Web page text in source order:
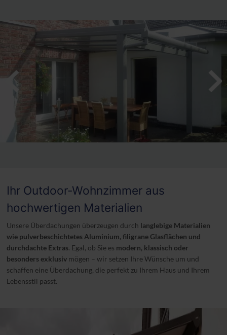
Ihr Outdoor-Wohnzimmer aus
hochwertigen Materialien
Unsere Überdachungen überzeugen durch langlebige Materialien
wie pulverbeschichtetes Aluminium, filigrane Glasflächen und
durchdachte Extras. Egal, ob Sie es modern, klassisch oder
besonders exklusiv mögen – wir setzen Ihre Wünsche um und
schaffen eine Überdachung, die perfekt zu Ihrem Haus und Ihrem
Lebensstil passt.